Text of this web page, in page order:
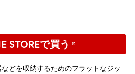
STOREで買う
どを収納するためのフラットなジッ